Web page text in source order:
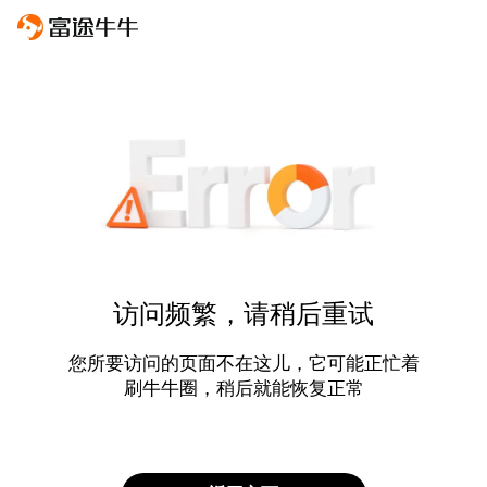
访问频繁，请稍后重试
您所要访问的页面不在这儿，它可能正忙着
刷牛牛圈，稍后就能恢复正常